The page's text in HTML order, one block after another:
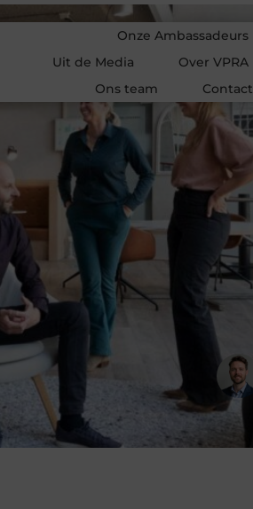
Onze Ambassadeurs
Uit de Media
Over VPRA
Ons team
Contact